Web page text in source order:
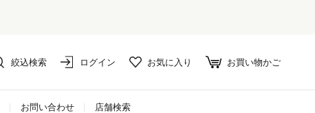
絞込検索 ログイン お気に入り お買い物かご
お問い合わせ 店舗検索